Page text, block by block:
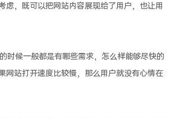
虑，既可以把网站内容展现给了用户，也让用
候一般都是有哪些需求，怎么样能够尽快的
网站打开速度比较慢，那么用户就没有心情在